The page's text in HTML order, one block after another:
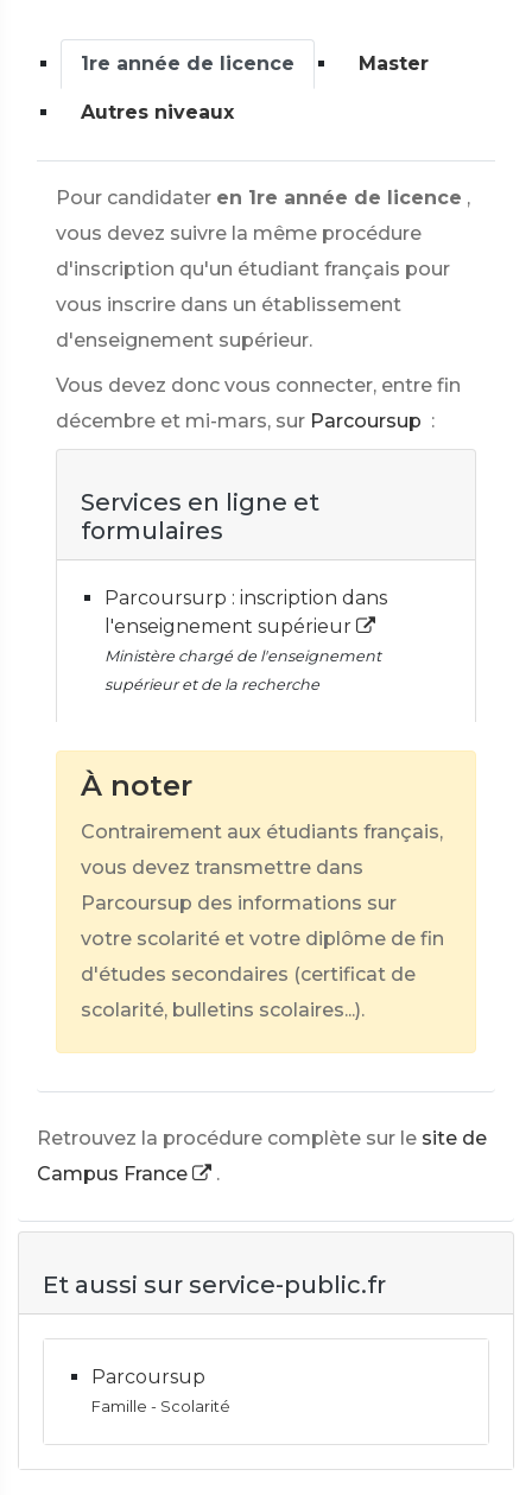
1re année de licence Master
Autres niveaux
Pour candidater en 1re année de licence ,
vous devez suivre la même procédure
d'inscription qu'un étudiant français pour
vous inscrire dans un établissement
d'enseignement supérieur.
Vous devez donc vous connecter, entre fin
décembre et mi-mars, sur Parcoursup :
Services en ligne et
formulaires
Parcoursurp : inscription dans
l'enseignement supérieur
Ministère chargé de l'enseignement
supérieur et de la recherche
À noter
Contrairement aux étudiants français,
vous devez transmettre dans
Parcoursup des informations sur
votre scolarité et votre diplôme de fin
d'études secondaires (certificat de
scolarité, bulletins scolaires...).
Retrouvez la procédure complète sur le site de
Campus France
.
Et aussi sur service-public.fr
Parcoursup
Famille - Scolarité